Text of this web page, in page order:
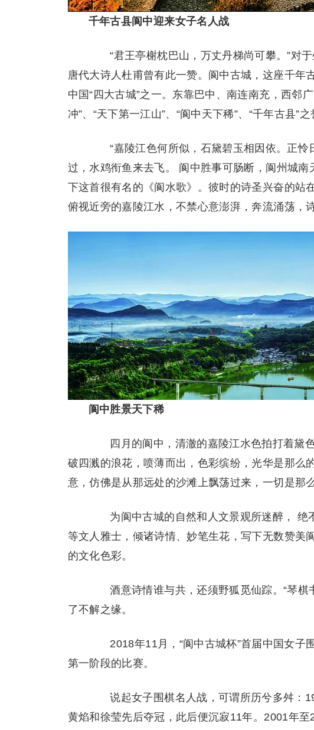
千年古县阆中迎来女子名人战
“君王亭榭枕巴山，万丈丹梯尚可攀。”对于
唐代大诗人杜甫曾有此一赞。阆中古城，这座千
中国“四大古城”之一。东靠巴中、南连南充，西邻
冲”、“天下第一江山”、“阆中天下稀”、“千年古县”之
“嘉陵江色何所似，石黛碧玉相因依。正怜
过，水鸡衔鱼来去飞。 阆中胜事可肠断，阆州城
下这首很有名的《阆水歌》。彼时的诗圣兴奋的站
俯视近旁的嘉陵江水，不禁心意澎湃，奔流涌荡，
阆中胜景天下稀
四月的阆中，清澈的嘉陵江水色拍打着黛
破四溅的浪花，喷薄而出，色彩缤纷，光华是那么
意，仿佛是从那远处的沙滩上飘荡过来，一切是那
为阆中古城的自然和人文景观所迷醉， 绝
等文人雅士，倾诸诗情、妙笔生花，写下无数赞美
的文化色彩。
酒意诗情谁与共，还须野狐觅仙踪。“琴棋
了不解之缘。
2018年11月，“阆中古城杯”首届中国女子
第一阶段的比赛。
说起女子围棋名人战，可谓所历兮多舛：
黄焰和徐莹先后夺冠，此后便沉寂11年。2001年